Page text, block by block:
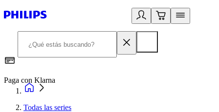
Paga con Klarna
Todas las series